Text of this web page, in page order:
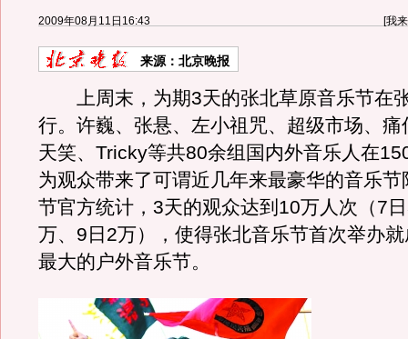
2009年08月11日16:43 [我
来源： 北京晚报
上周末，为期3天的张北草原音乐节在
行。许巍、张悬、左小祖咒、超级市场、痛
天笑、Tricky等共80余组国内外音乐人在
为观众带来了可谓近几年来最豪华的音乐节
节官方统计，3天的观众达到10万人次（7
万、9日2万），使得张北音乐节首次举办
最大的户外音乐节。